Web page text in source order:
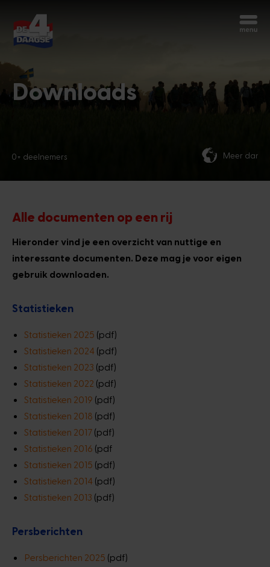
Downloads
Alle documenten op een rij
Hieronder vind je een overzicht van nuttige en
interessante documenten. Deze mag je voor eigen
gebruik downloaden.
Statistieken
Statistieken 2025 (pdf)
Statistieken 2024 (pdf)
Statistieken 2023 (pdf)
Statistieken 2022 (pdf)
Statistieken 2019 (pdf)
Statistieken 2018 (pdf)
Statistieken 2017 (pdf)
Statistieken 2016 (pdf
Statistieken 2015 (pdf)
Statistieken 2014 (pdf)
Statistieken 2013 (pdf)
Persberichten
Persberichten 2025 (pdf)
Begin opnieuw
4Daagse. Waar kan ik je mee helpen?